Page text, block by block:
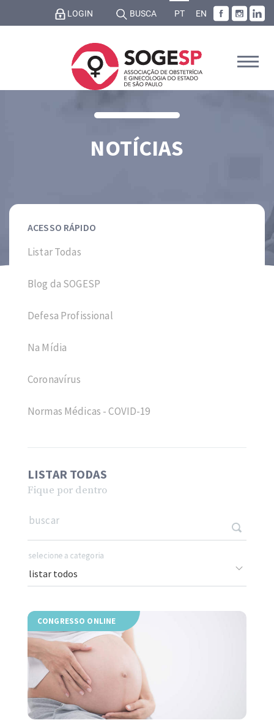
LOGIN BUSCA PT EN
NOTÍCIAS
ACESSO RÁPIDO
Listar Todas
Blog da SOGESP
Defesa Profissional
Na Mídia
Coronavírus
Normas Médicas - COVID-19
LISTAR TODAS
Fique por dentro
buscar
selecione a categoria
CONGRESSO ONLINE